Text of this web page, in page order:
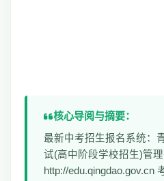
核心导阅与摘要：
最新中考招生报名系统：
试(高中阶段学校招生)管
http://edu.qingdao.gov.cn